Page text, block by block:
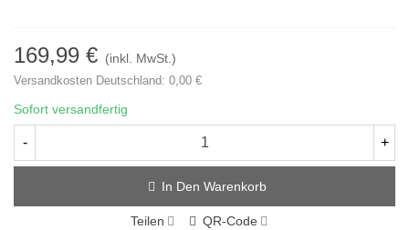
169,99 € (inkl. MwSt.)
Versandkosten Deutschland: 0,00 €
Sofort versandfertig
- +
In Den Warenkorb
Teilen QR-Code